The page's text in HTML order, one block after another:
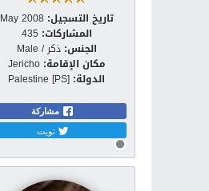
تاريخ التسجيل: May 2008
المشاركات: 435
الجنس: ذكر / Male
مكان الإقامة: Jericho
الدولة: Palestine [PS]
مشاركة
تويت